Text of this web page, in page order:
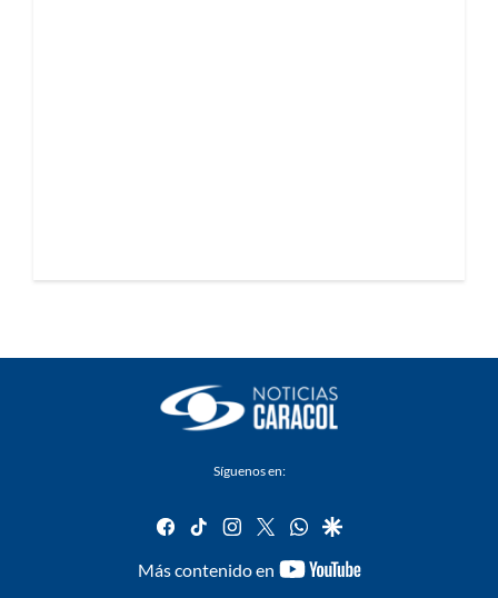
Síguenos en:
facebook
tiktok instagram
twitterwhatsapp
google
Más contenido en
youtube-